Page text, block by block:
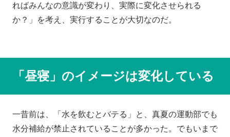
ればみんなの意識が変わり、実際に変化させられる
か？」を考え、実行することが大切なのだ。
「昼寝」のイメージは変化している
一昔前は、「水を飲むとバテる」と、真夏の運動部でも
水分補給が禁止されていることが多かった。でもいまで